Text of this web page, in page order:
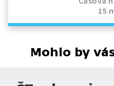
15
Mohlo by